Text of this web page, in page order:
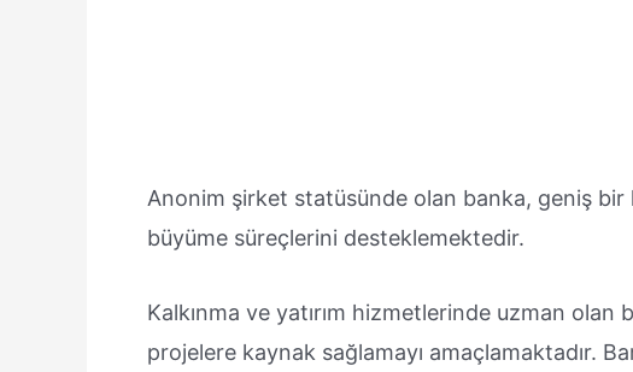
Anonim şirket statüsünde olan banka, geniş
büyüme süreçlerini desteklemektedir.
Kalkınma ve yatırım hizmetlerinde uzman
projelere kaynak sağlamayı amaçlamaktadır.